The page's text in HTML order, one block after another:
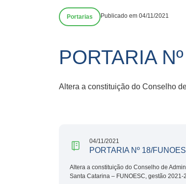
Portarias Publicado em 04/11/2021
PORTARIA
Altera a constituição do Conselho
04/11/2021
PORTARIA Nº 18/
Altera a constituição do Conselho de
Santa Catarina – FUNOESC, gestão 2021-